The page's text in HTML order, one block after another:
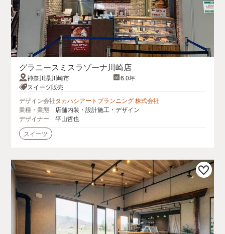
グラニースミスラゾーナ川崎店
神奈川県川崎市
6.0坪
スイーツ販売
デザイン会社タカハシアートプランニング 株式会社
業種・業態
店舗内装・設計施工・デザイン
デザイナー
平山哲也
スイーツ